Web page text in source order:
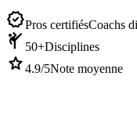
verifiedPros certifiésCoachs
sports_martial_arts 50+Disciplines
star4.9/5Note moyenne